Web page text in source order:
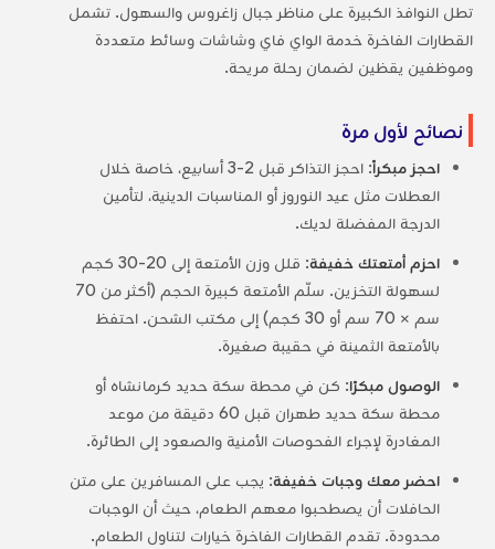
تطل النوافذ الكبيرة على مناظر جبال زاغروس والسهول. تشمل
القطارات الفاخرة خدمة الواي فاي وشاشات وسائط متعددة
وموظفين يقظين لضمان رحلة مريحة.
نصائح لأول مرة
احجز مبكراً
: احجز التذاكر قبل 2-3 أسابيع، خاصة خلال
العطلات مثل عيد النوروز أو المناسبات الدينية، لتأمين
الدرجة المفضلة لديك.
احزم أمتعتك خفيفة
: قلل وزن الأمتعة إلى 20-30 كجم
لسهولة التخزين. سلّم الأمتعة كبيرة الحجم (أكثر من 70
سم × 70 سم أو 30 كجم) إلى مكتب الشحن. احتفظ
بالأمتعة الثمينة في حقيبة صغيرة.
الوصول مبكرًا: كن في محطة سكة حديد كرمانشاه أو
محطة سكة حديد طهران قبل 60 دقيقة من موعد
المغادرة لإجراء الفحوصات الأمنية والصعود إلى الطائرة.
احضر معك وجبات خفيفة: يجب على المسافرين على متن
الحافلات أن يصطحبوا معهم الطعام، حيث أن الوجبات
محدودة. تقدم القطارات الفاخرة خيارات لتناول الطعام.